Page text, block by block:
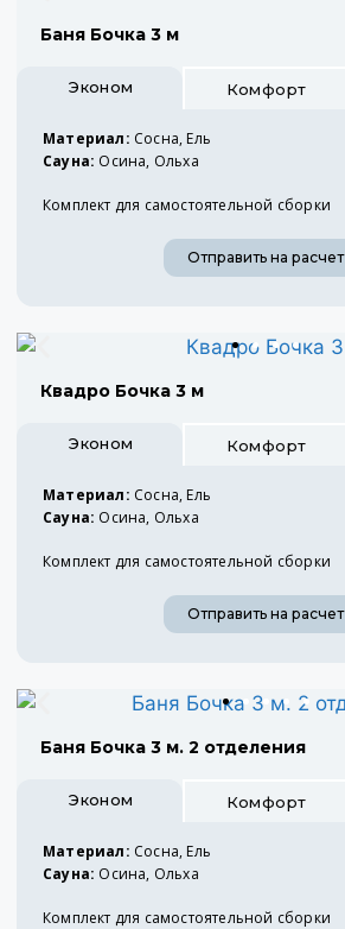
Баня Бочка 3 м
Эконом Комфорт
Материал: Сосна, Ель
Сауна: Осина, Ольха
Комплект для самостоятельной сборки
Отправить на расчет
Квадро Бочка 3 м
Эконом Комфорт
Материал: Сосна, Ель
Сауна: Осина, Ольха
Комплект для самостоятельной сборки
Отправить на расчет
Баня Бочка 3 м. 2 отделения
Эконом Комфорт
Материал: Сосна, Ель
Сауна: Осина, Ольха
Комплект для самостоятельной сборки